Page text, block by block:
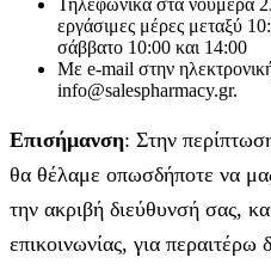
εργάσιμες μέρες μεταξύ
σάββατο 10:00 και 14:00
Με e-mail στην
info@salespharmacy.gr.
Επισήμανση: Στην
θα θέλαμε οπωσδήποτε να
την ακριβή διεύθυνσή σας,
επικοινωνίας, για περαιτέρω